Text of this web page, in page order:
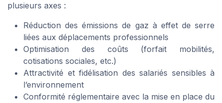
plusieurs axes :
Réduction des émissions de gaz à effet de serre
liées aux déplacements professionnels
Optimisation des coûts (forfait mobilités,
cotisations sociales, etc.)
Attractivité et fidélisation des salariés sensibles à
l’environnement
Conformité réglementaire avec la mise en place du